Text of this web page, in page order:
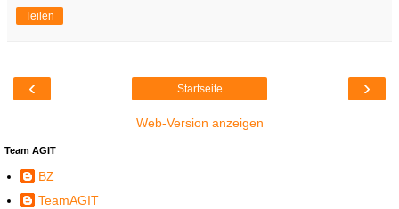
Teilen
‹ ›
Startseite
Web-Version anzeigen
Team AGIT
BZ
TeamAGIT